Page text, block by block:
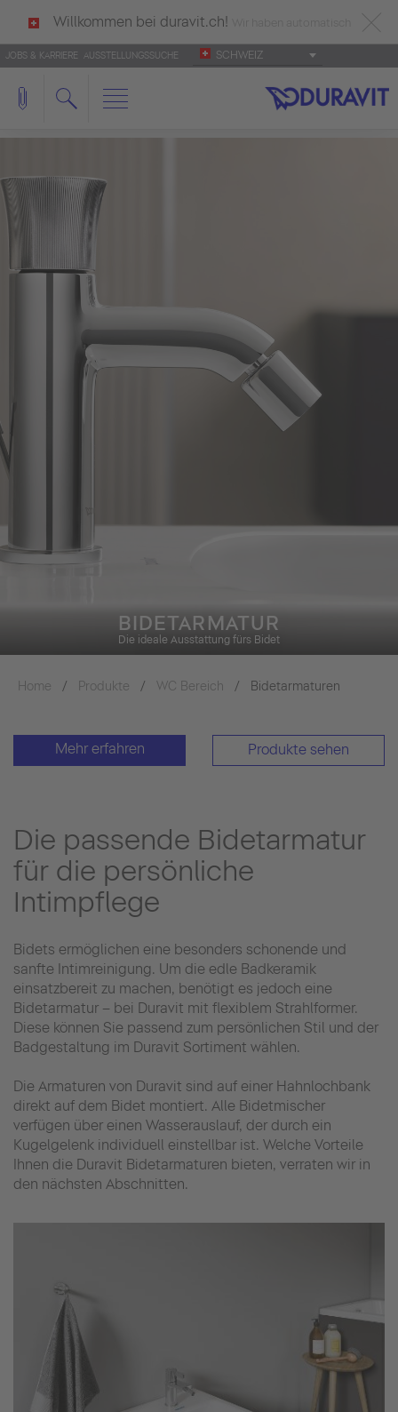
Willkommen bei duravit.ch!
deutsch als Ihre Sprache erkannt.
Français Italiano
JOBS & KARRIERE AUSSTELLUNGSSUCHE SCHWEIZ
BIDETARMATUR
Die ideale Ausstattung fürs Bidet
Home Produkte WC Bereich Bidetarmaturen
Mehr erfahren Produkte sehen
Die passende Bidetarmatur
für die persönliche
Intimpflege
Bidets ermöglichen eine besonders schonende und
sanfte Intimreinigung. Um die edle Badkeramik
einsatzbereit zu machen, benötigt es jedoch eine
Bidetarmatur – bei Duravit mit flexiblem Strahlformer.
Diese können Sie passend zum persönlichen Stil und der
Badgestaltung im Duravit Sortiment wählen.
Die Armaturen von Duravit sind auf einer Hahnlochbank
direkt auf dem Bidet montiert. Alle Bidetmischer
verfügen über einen Wasserauslauf, der durch ein
Kugelgelenk individuell einstellbar ist. Welche Vorteile
Ihnen die Duravit Bidetarmaturen bieten, verraten wir in
den nächsten Abschnitten.